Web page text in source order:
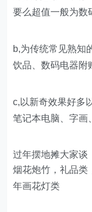
要么超值一般为数
b,为传统常见熟知
饮品、数码电器附
c,以新奇效果好多
笔记本电脑、字画
过年摆地摊大家谈
烟花炮竹，礼品类
年画花灯类